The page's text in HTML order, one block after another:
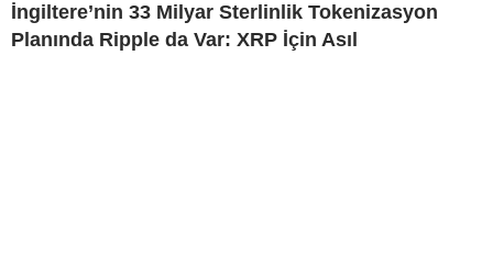
İngiltere’nin 33 Milyar Sterlinlik Tokenizasyon
Planında Ripple da Var: XRP İçin Asıl